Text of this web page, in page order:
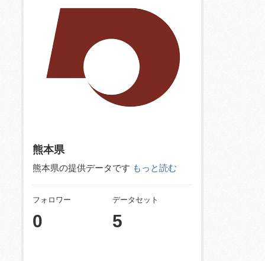
熊本県
熊本県の提供データです もっと読む
フォロワー
0
データセット
5